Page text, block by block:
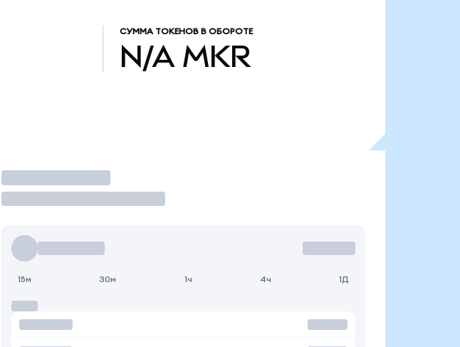
СУММА ТОКЕНОВ В ОБОРОТЕ
N/A MKR
Торговать
15м 30м 1ч 4ч 1Д